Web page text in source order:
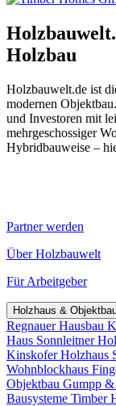
Holzbau
Holzbauwelt.de ist
modernen
und Investoren mit
mehrgeschossiger
Hybridbauweise –
Partner werden
Über Holzbauwelt
Für Arbeitgeber
Holzhaus &
Regnauer Hausbau
Haus Sonnleitner
Kinskofer Holzhaus
Wohnblockhaus
Objektbau Gumpp
Bausysteme Timber